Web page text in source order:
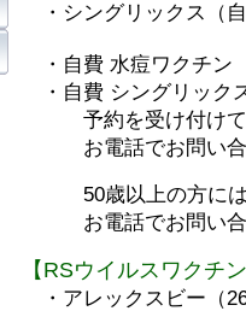
・シングリックス（
・自費 水痘ワクチン
・自費 シングリック
予約を受け付けて
お電話でお問い合
50歳以上の方には
お電話でお問い合
【RSウイルスワクチ
・アレックスビー（